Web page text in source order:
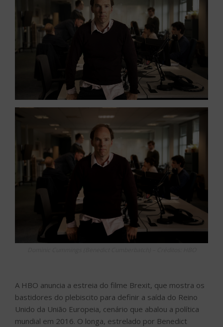
A HBO anuncia a estreia do filme Brexit, que mostra os
bastidores do plebiscito para definir a saída do Reino
Unido da União Europeia, cenário que abalou a política
mundial em 2016. O longa, estrelado por Benedict